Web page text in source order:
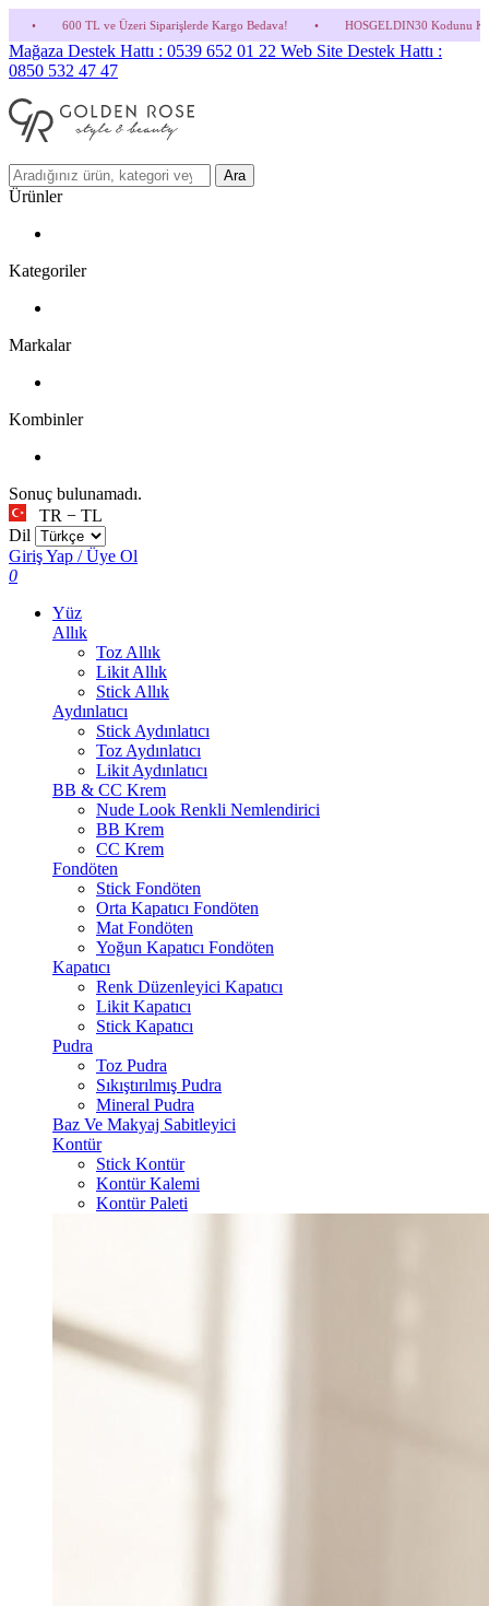
Üzeri Siparişlerde Kargo Bedava! • HOSGELDIN30 Kodunu Kullanmayı Unutma!
Mağaza Destek Hattı : 0539 652 01 22 Web Site Destek Hattı :
0850 532 47 47
Ara
Ürünler
Kategoriler
Markalar
Kombinler
Sonuç bulunamadı.
TR − TL
Dil
Giriş Yap / Üye Ol
0
Yüz
Allık
Toz Allık
Likit Allık
Stick Allık
Aydınlatıcı
Stick Aydınlatıcı
Toz Aydınlatıcı
Likit Aydınlatıcı
BB & CC Krem
Nude Look Renkli Nemlendirici
BB Krem
CC Krem
Fondöten
Stick Fondöten
Orta Kapatıcı Fondöten
Mat Fondöten
Yoğun Kapatıcı Fondöten
Kapatıcı
Renk Düzenleyici Kapatıcı
Likit Kapatıcı
Stick Kapatıcı
Pudra
Toz Pudra
Sıkıştırılmış Pudra
Mineral Pudra
Baz Ve Makyaj Sabitleyici
Kontür
Stick Kontür
Kontür Kalemi
Kontür Paleti